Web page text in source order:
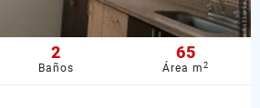
2
Baños
65
Área m2